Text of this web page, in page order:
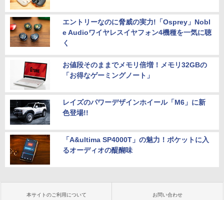
エントリーなのに脅威の実力!「Osprey」Nobl
e Audioワイヤレスイヤフォン4機種を一気に聴
く
お値段そのままでメモリ倍増！メモリ32GBの
「お得なゲーミングノート」
レイズのパワーデザインホイール「M6」に新
色登場!!
「A&ultima SP4000T」の魅力！ポケットに入
るオーディオの醍醐味
本サイトのご利用について お問い合わせ